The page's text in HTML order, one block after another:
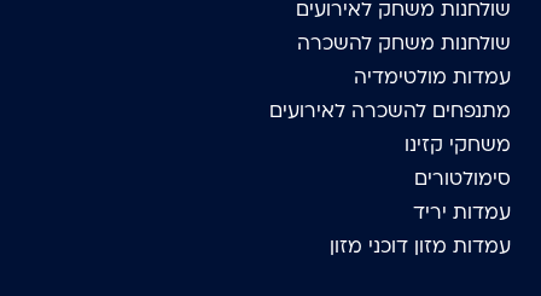
שולחנות משחק לאירועים
שולחנות משחק להשכרה
עמדות מולטימדיה
מתנפחים להשכרה לאירועים
משחקי קזינו
סימולטורים
עמדות יריד
עמדות מזון דוכני מזון